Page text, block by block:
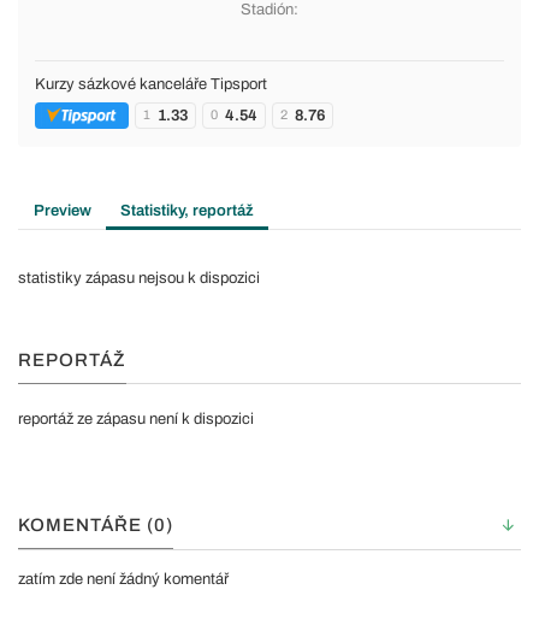
Stadión:
Kurzy sázkové kanceláře Tipsport
1 1.33 0 4.54 2 8.76
Preview Statistiky, reportáž
statistiky zápasu nejsou k dispozici
REPORTÁŽ
reportáž ze zápasu není k dispozici
KOMENTÁŘE (0)
zatím zde není žádný komentář